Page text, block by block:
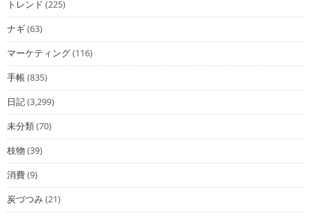
トレンド (225)
ナギ(63)
マーケティング(116)
手帳(835)
日記(3,299)
未分類(70)
枝物 (39)
消費(9)
炭づつみ(21)